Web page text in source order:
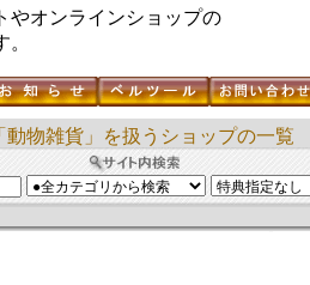
やオンラインショップの
動物雑貨」を扱うショップの一覧